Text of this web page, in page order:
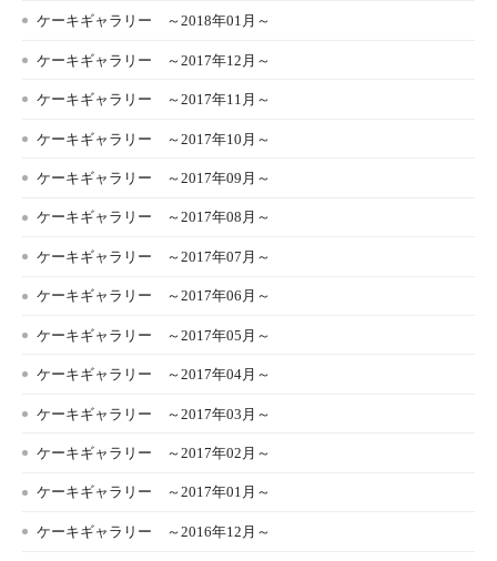
ケーキギャラリー ～2018年01月～
ケーキギャラリー ～2017年12月～
ケーキギャラリー ～2017年11月～
ケーキギャラリー ～2017年10月～
ケーキギャラリー ～2017年09月～
ケーキギャラリー ～2017年08月～
ケーキギャラリー ～2017年07月～
ケーキギャラリー ～2017年06月～
ケーキギャラリー ～2017年05月～
ケーキギャラリー ～2017年04月～
ケーキギャラリー ～2017年03月～
ケーキギャラリー ～2017年02月～
ケーキギャラリー ～2017年01月～
ケーキギャラリー ～2016年12月～